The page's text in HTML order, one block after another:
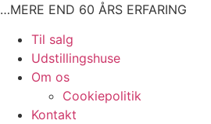
Videre
indhold
…MERE END 60 ÅRS ERFARING
Main
Menu
Til salg
Udstillingshuse
Om os
Cookiepolitik
Kontakt